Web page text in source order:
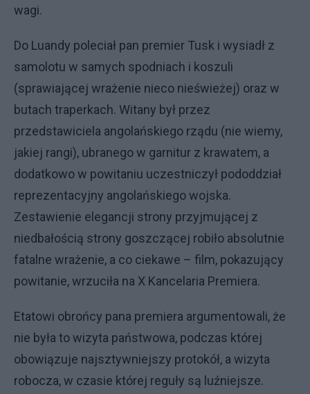
wagi.
Do Luandy poleciał pan premier Tusk i wysiadł z
samolotu w samych spodniach i koszuli
(sprawiającej wrażenie nieco nieświeżej) oraz w
butach traperkach. Witany był przez
przedstawiciela angolańskiego rządu (nie wiemy,
jakiej rangi), ubranego w garnitur z krawatem, a
dodatkowo w powitaniu uczestniczył pododdział
reprezentacyjny angolańskiego wojska.
Zestawienie elegancji strony przyjmującej z
niedbałością strony goszczącej robiło absolutnie
fatalne wrażenie, a co ciekawe – film, pokazujący
powitanie, wrzuciła na X Kancelaria Premiera.
Etatowi obrońcy pana premiera argumentowali, że
nie była to wizyta państwowa, podczas której
obowiązuje najsztywniejszy protokół, a wizyta
robocza, w czasie której reguły są luźniejsze.